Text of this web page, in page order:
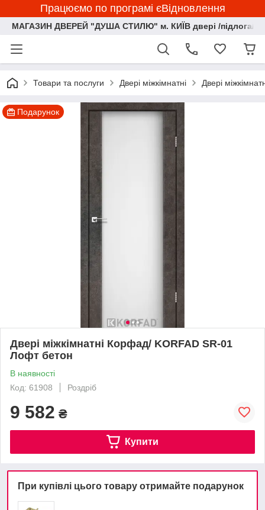
Працюємо по програмі єВідновлення
МАГАЗИН ДВЕРЕЙ "ДУША СТИЛЮ" м. КИЇВ двері /підлога/
Товари та послуги Двері міжкімнатні Двері
Подарунок
Двері міжкімнатні Корфад/ KORFAD SR-01
Лофт бетон
В наявності
Код: 61908
Роздріб
9 582 ₴
Купити
При купівлі цього товару отримайте подарунок